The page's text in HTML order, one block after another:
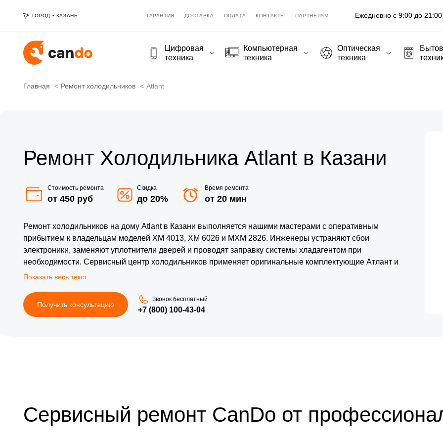
ГОРОД • КАЗАНЬ ГАРАНТИЯ ДОСТАВКА ОПЛАТА КОНТАКТЫ ПАРТНЁРАМ Ежедневно с 9:00 до 21:00
Цифровая
техника
Компьютерная
техника
Оптическая
техника
Главная Ремонт холодильников Atlant
Ремонт Холодильника Atlant в Казани
Стоимость ремонта
от 450 руб
Скидка
до 20%
Время ремонта
от 20 мин
Ремонт холодильников на дому Atlant в Казани выполняется нашими мастерами с оперативным
прибытием к владельцам моделей ХМ 4013, ХМ 6026 и МХМ 2826. Инженеры устраняют сбои
электроники, заменяют уплотнители дверей и проводят заправку системы хладагентом при
необходимости. Сервисный центр холодильников применяет оригинальные комплектующие Атлант и
тестирует работу агрегата после завершения ремонта. Обслуживание организуется без
обеспечивает восстановление стабильной температуры и надежную работу оборудования.
Получить консультацию
Звонок бесплатный
+7 (800) 100-43-04
Сервисный ремонт CanDo от